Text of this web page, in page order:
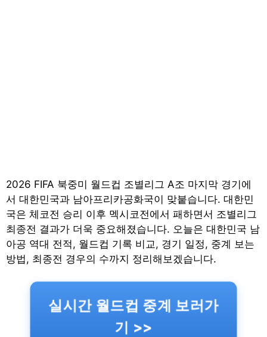
2026 FIFA 북중미 월드컵 조별리그 A조 마지막 경기에
서 대한민국과 남아프리카공화국이 맞붙습니다. 대한민
국은 체코전 승리 이후 멕시코전에서 패하면서 조별리그
최종전 결과가 더욱 중요해졌습니다. 오늘은 대한민국 남
아공 역대 전적, 월드컵 기록 비교, 경기 일정, 중계 보는
방법, 최종전 경우의 수까지 정리해보겠습니다.
실시간 월드컵 중계 보러가
기 >>